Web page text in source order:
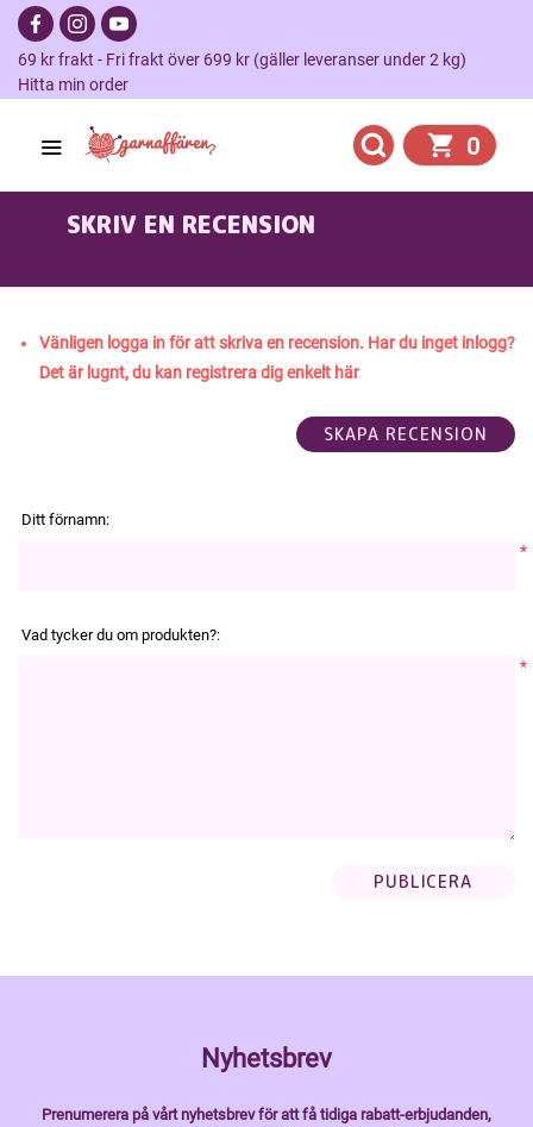
69 kr frakt - Fri frakt över 699 kr (gäller leveranser under 2 kg)
Hitta min order
0
SKRIV EN RECENSION
Vänligen logga in för att skriva en recension. Har du inget inlogg?
Det är lugnt, du kan registrera dig enkelt här
Ditt förnamn:
*
Vad tycker du om produkten?:
*
Nyhetsbrev
Prenumerera på vårt nyhetsbrev för att få tidiga rabatt-erbjudanden,